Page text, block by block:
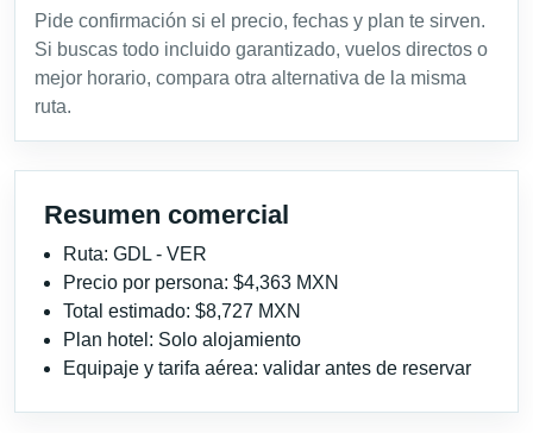
Pide confirmación si el precio, fechas y plan te sirven.
Si buscas todo incluido garantizado, vuelos directos o
mejor horario, compara otra alternativa de la misma
ruta.
Resumen comercial
Ruta: GDL - VER
Precio por persona: $4,363 MXN
Total estimado: $8,727 MXN
Plan hotel: Solo alojamiento
Equipaje y tarifa aérea: validar antes de reservar